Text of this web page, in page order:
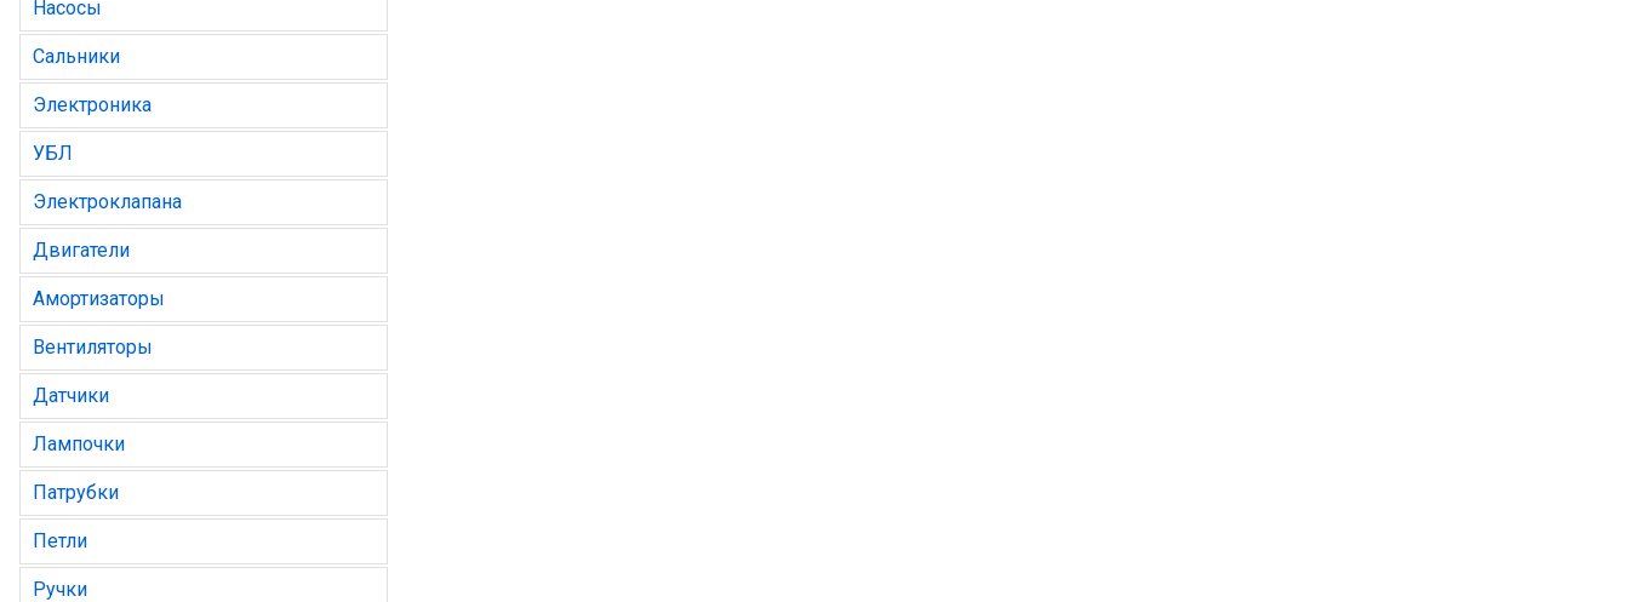
Насосы
Сальники
Электроника
УБЛ
Электроклапана
Двигатели
Амортизаторы
Вентиляторы
Датчики
Лампочки
Патрубки
Петли
Ручки